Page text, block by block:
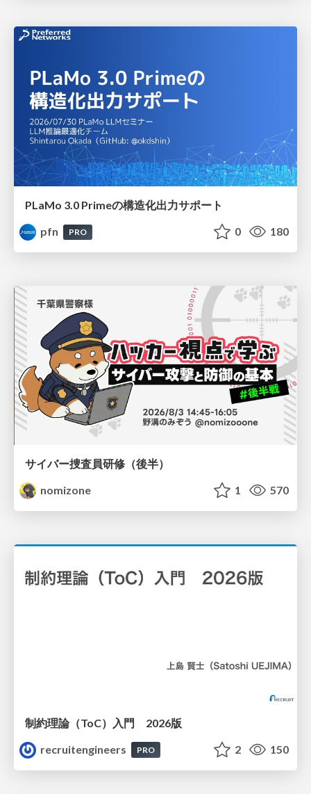
PLaMo 3.0 Primeの構造化出力サポート
pfn
PRO 0 180
サイバー捜査員研修（後半）
nomizone
1 570
制約理論（ToC）入門 2026版
recruitengineers
PRO 2 150